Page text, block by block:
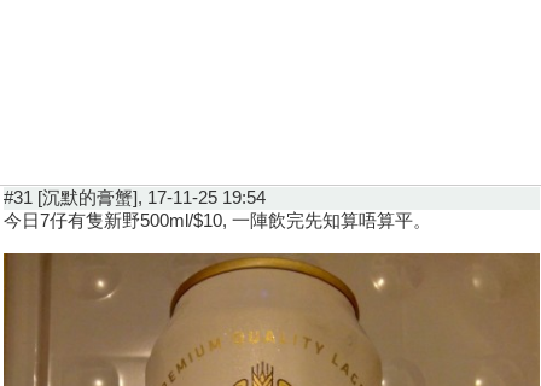
#31 [沉默的膏蟹], 17-11-25 19:54
今日7仔有隻新野500ml/$10, 一陣飲完先知算唔算平。